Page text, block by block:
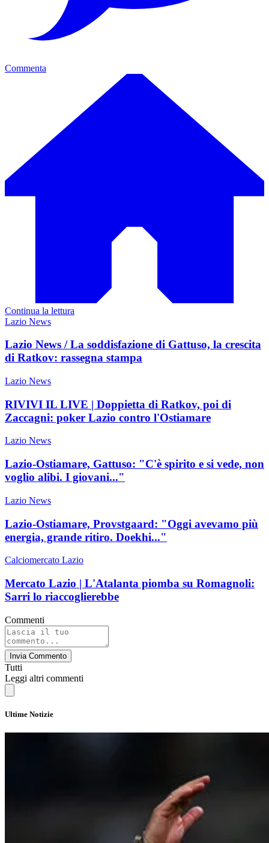
Commenta
Continua la lettura
Lazio News
Lazio News / La soddisfazione di Gattuso, la crescita
di Ratkov: rassegna stampa
Lazio News
RIVIVI IL LIVE | Doppietta di Ratkov, poi di
Zaccagni: poker Lazio contro l'Ostiamare
Lazio News
Lazio-Ostiamare, Gattuso: "C'è spirito e si vede, non
voglio alibi. I giovani..."
Lazio News
Lazio-Ostiamare, Provstgaard: "Oggi avevamo più
energia, grande ritiro. Doekhi..."
Calciomercato Lazio
Mercato Lazio | L'Atalanta piomba su Romagnoli:
Sarri lo riaccoglierebbe
Commenti
Invia Commento
Tutti
Leggi altri commenti
Ultime Notizie